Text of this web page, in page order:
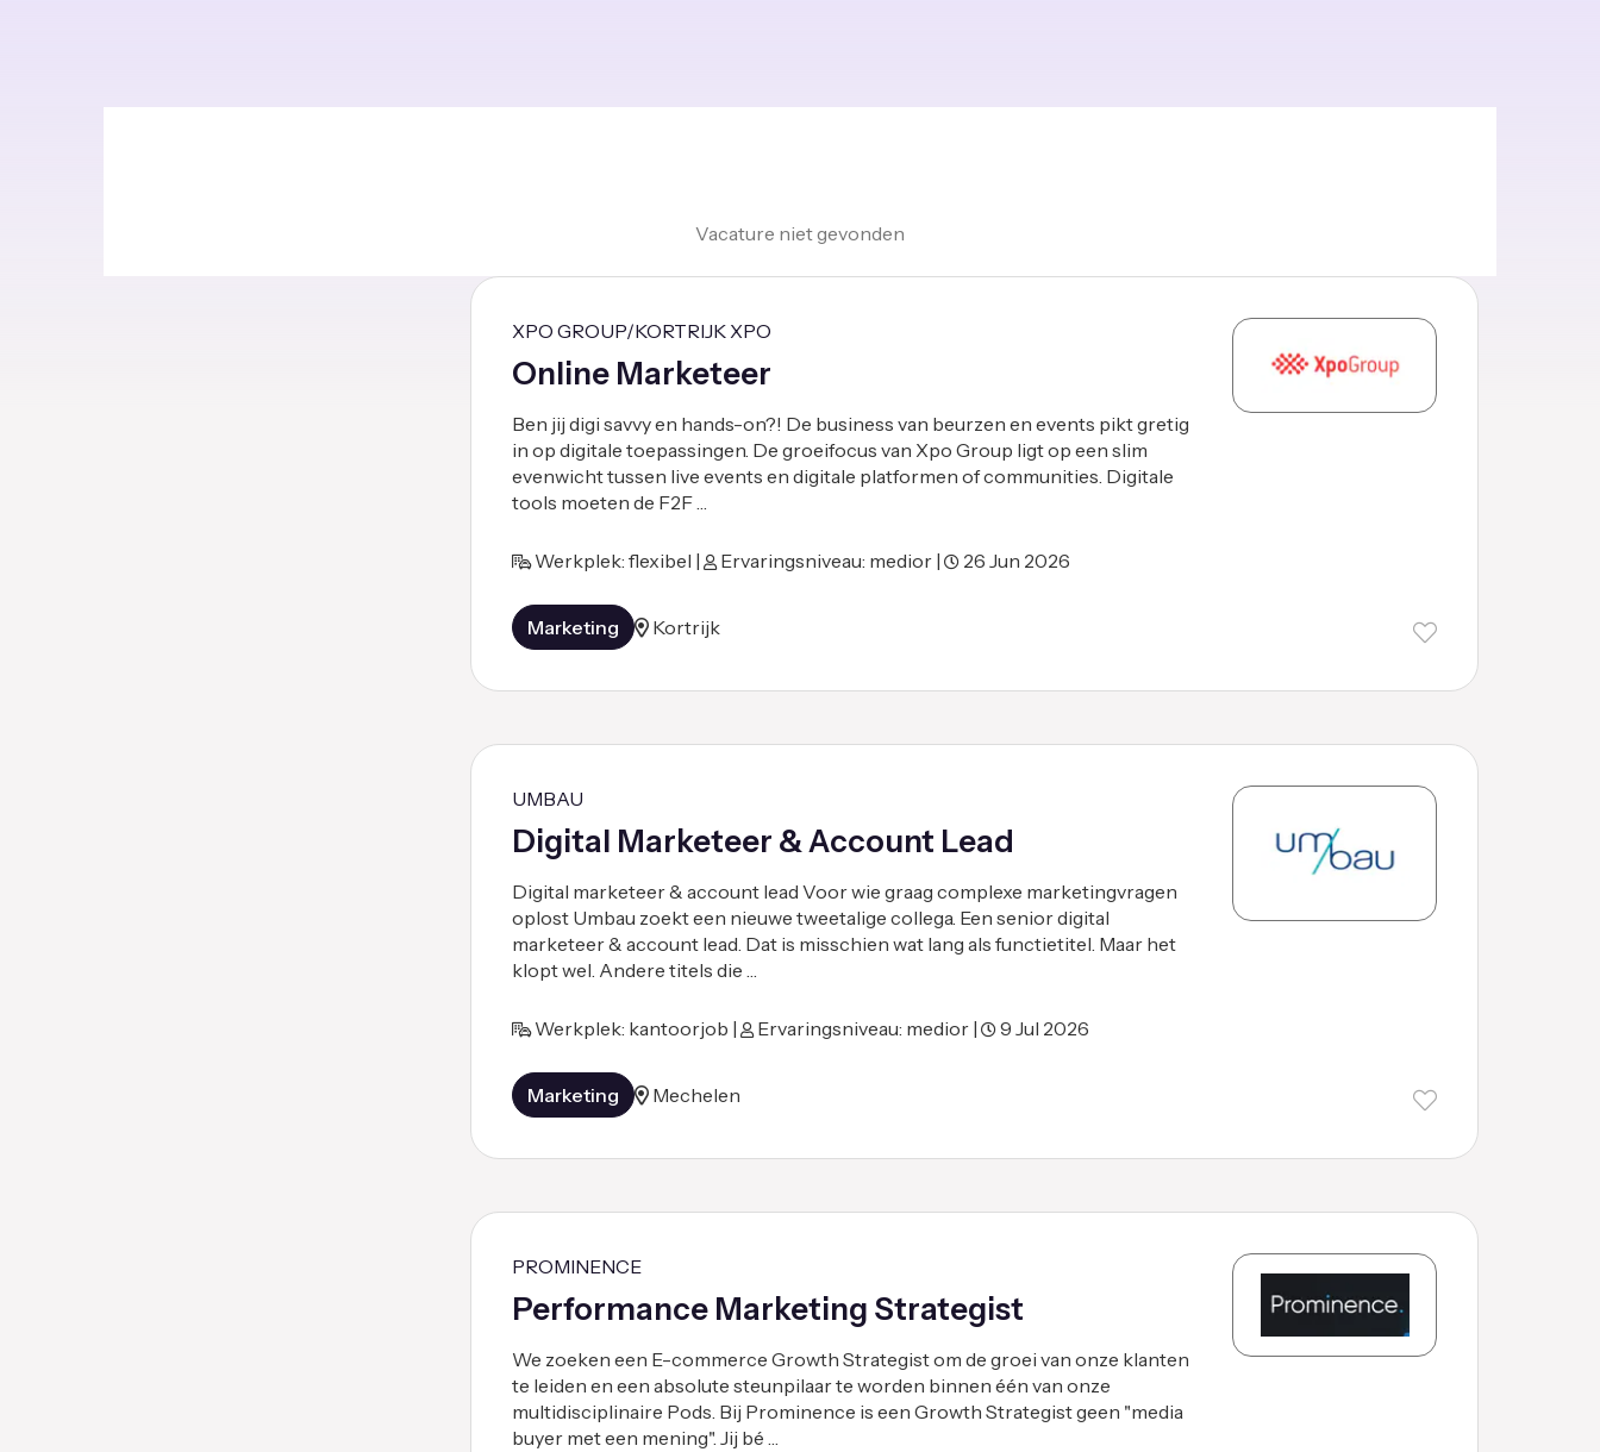
Vacature niet gevonden
XPO GROUP/KORTRIJK XPO
Online Marketeer
Ben jij digi savvy en hands-on?! De business van beurzen en events pikt gretig
in op digitale toepassingen. De groeifocus van Xpo Group ligt op een slim
evenwicht tussen live events en digitale platformen of communities. Digitale
tools moeten de F2F …
Werkplek: flexibel | Ervaringsniveau: medior | 26 Jun 2026
Marketing Kortrijk
UMBAU
Digital Marketeer & Account Lead
Digital marketeer & account lead Voor wie graag complexe marketingvragen
oplost Umbau zoekt een nieuwe tweetalige collega. Een senior digital
marketeer & account lead. Dat is misschien wat lang als functietitel. Maar het
klopt wel. Andere titels die …
Werkplek: kantoorjob | Ervaringsniveau: medior | 9 Jul 2026
Marketing Mechelen
PROMINENCE
Performance Marketing Strategist
We zoeken een E-commerce Growth Strategist om de groei van onze klanten
te leiden en een absolute steunpilaar te worden binnen één van onze
multidisciplinaire Pods. Bij Prominence is een Growth Strategist geen "media
buyer met een mening". Jij bé …